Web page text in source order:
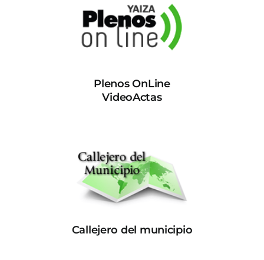
Plenos OnLine
VideoActas
Callejero del municipio